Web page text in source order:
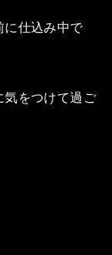
に仕込み中で
気をつけて過ご